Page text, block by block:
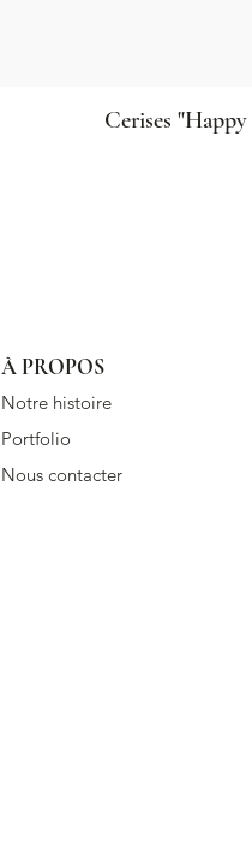
Cerises
À PROPOS
Notre histoire
Portfolio
Nous contacter